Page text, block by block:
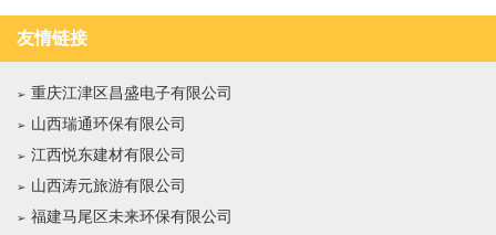
友情链接
重庆江津区昌盛电子有限公司
山西瑞通环保有限公司
江西悦东建材有限公司
山西涛元旅游有限公司
福建马尾区未来环保有限公司